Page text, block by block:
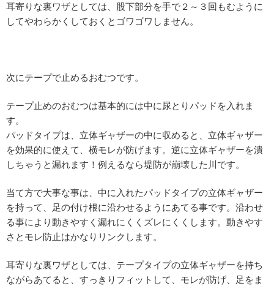
耳寄りな裏ワザとしては、股下部分を手で２～３回もむように
してやわらかくしておくとゴワゴワしません。
次にテープで止めるおむつです。
テープ止めのおむつは基本的には中に尿とりパッドを入れま
す。
パッドタイプは、立体ギャザーの中に収めると、立体ギャザー
を効果的に使えて、横モレが防げます。逆に立体ギャザーを潰
しちゃうと漏れます！例えるなら堤防が崩壊した川です。
当て方で大事な事は、中に入れたパッドタイプの立体ギャザー
を持って、足の付け根に沿わせるようにあてる事です。沿わせ
る事により動きやすく漏れにくくズレにくくします。動きやす
さとモレ防止はかなりリンクします。
耳寄りな裏ワザとしては、テープタイプの立体ギャザーを持ち
ながらあてると、すっきりフィットして、モレが防げ、足をま